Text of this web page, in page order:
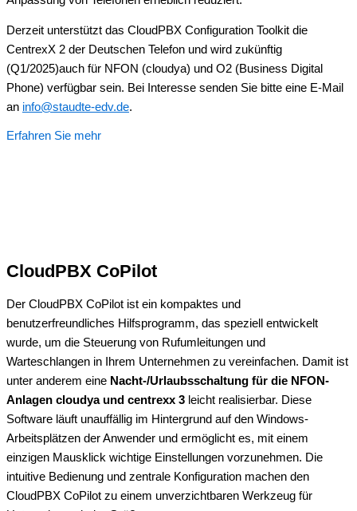
Derzeit unterstützt das CloudPBX Configuration Toolkit die
CentrexX 2 der Deutschen Telefon und wird zukünftig
(Q1/2025)auch für NFON (cloudya) und O2 (Business Digital
Phone) verfügbar sein. Bei Interesse senden Sie bitte eine E-Mail
an info@staudte-edv.de.
Erfahren Sie mehr
CloudPBX CoPilot
Der CloudPBX CoPilot ist ein kompaktes und
benutzerfreundliches Hilfsprogramm, das speziell entwickelt
wurde, um die Steuerung von Rufumleitungen und
Warteschlangen in Ihrem Unternehmen zu vereinfachen. Damit ist
unter anderem eine Nacht-/Urlaubsschaltung für die NFON-
Anlagen cloudya und centrexx 3 leicht realisierbar. Diese
Software läuft unauffällig im Hintergrund auf den Windows-
Arbeitsplätzen der Anwender und ermöglicht es, mit einem
einzigen Mausklick wichtige Einstellungen vorzunehmen. Die
intuitive Bedienung und zentrale Konfiguration machen den
CloudPBX CoPilot zu einem unverzichtbaren Werkzeug für